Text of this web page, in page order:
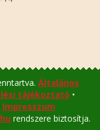
Általános
tájékoztató •
Impresszum
rendszere biztosítja.